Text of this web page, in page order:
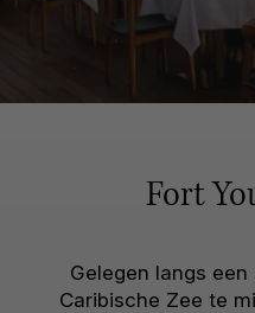
Fort
Gelegen langs
Caribische Zee te